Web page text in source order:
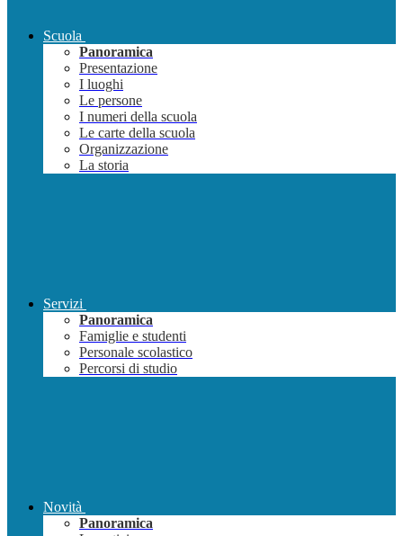
Scuola
Panoramica
Presentazione
I luoghi
Le persone
I numeri della scuola
Le carte della scuola
Organizzazione
La storia
Servizi
Panoramica
Famiglie e studenti
Personale scolastico
Percorsi di studio
Novità
Panoramica